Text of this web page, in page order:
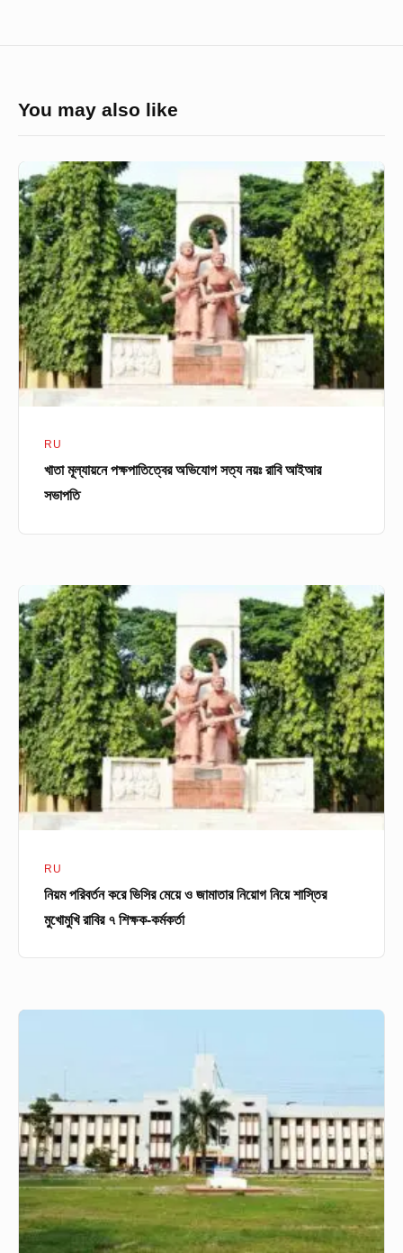
You may also like
খাতা
মূল্যায়নে
পক্ষপাতিত্বের
অভিযোগ
সত্য
নয়ঃ
রাবি
আইআর
সভাপতি
RU
খাতা মূল্যায়নে পক্ষপাতিত্বের অভিযোগ সত্য নয়ঃ রাবি আইআর
সভাপতি
নিয়ম
পরিবর্তন
করে
ভিসির
মেয়ে
ও
জামাতার
নিয়োগ
নিয়ে
শিক্ষক-
RU
নিয়ম পরিবর্তন করে ভিসির মেয়ে ও জামাতার নিয়োগ নিয়ে শাস্তির
মুখোমুখি রাবির ৭ শিক্ষক-কর্মকর্তা
নজিরবিহীন
ফল
বিপর্যয়